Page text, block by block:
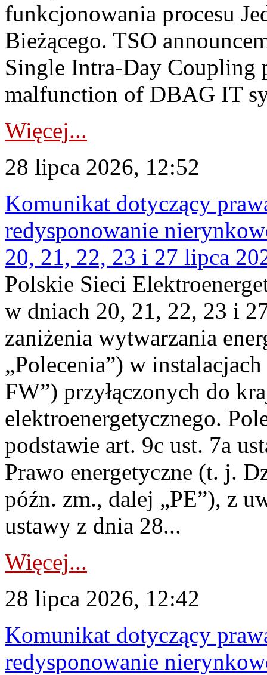
funkcjonowania procesu
Bieżącego. TSO
Single Intra-Day Coupling
malfunction of DBAG IT
Więcej...
28 lipca 2026, 12:52
Komunikat dotyczący
redysponowanie
20, 21, 22, 23 i 27 lipca
Polskie Sieci
w dniach 20, 21, 22, 23 i
zaniżenia wytwarzania
„Polecenia”) w
FW”) przyłączonych do
elektroenergetycznego.
podstawie art. 9c ust. 7a
Prawo energetyczne (t. j.
późn. zm., dalej „PE”), z
ustawy z dnia 28...
Więcej...
28 lipca 2026, 12:42
Komunikat dotyczący
redysponowanie